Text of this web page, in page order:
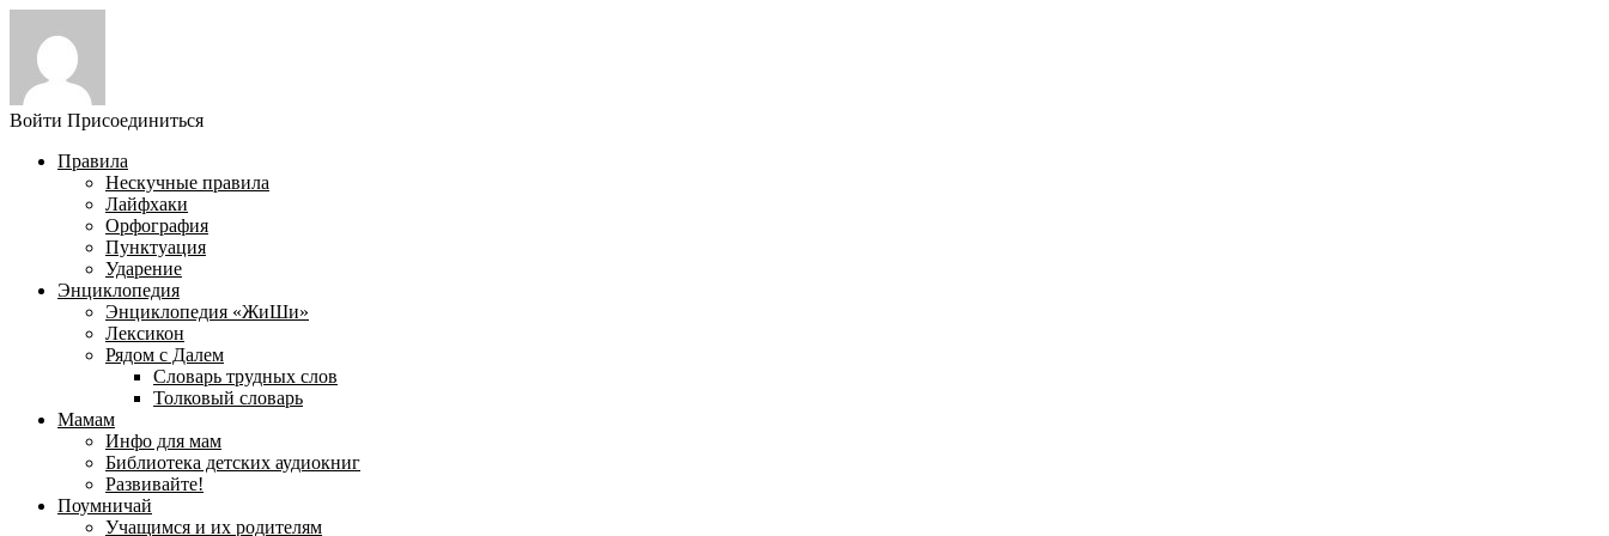
Войти Присоединиться
Правила
Нескучные правила
Лайфхаки
Орфография
Пунктуация
Ударение
Энциклопедия
Энциклопедия «ЖиШи»
Лексикон
Рядом с Далем
Словарь трудных слов
Толковый словарь
Мамам
Инфо для мам
Библиотека детских аудиокниг
Развивайте!
Поумничай
Учащимся и их родителям